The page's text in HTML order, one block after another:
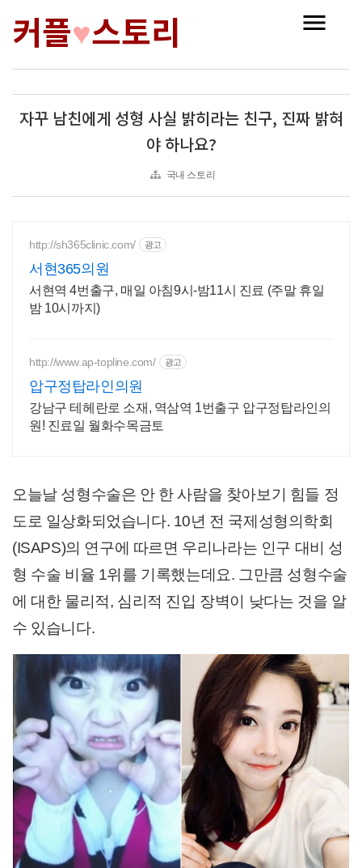
커플♥스토리
자꾸 남친에게 성형 사실 밝히라는 친구, 진짜 밝혀
야 하나요?
국내 스토리
http://sh365clinic.com/ 광고
서현365의원
서현역 4번출구, 매일 아침9시-밤11시 진료 (주말 휴일
밤 10시까지)
http://www.ap-topline.com/ 광고
압구정탑라인의원
강남구 테헤란로 소재, 역삼역 1번출구 압구정탑라인의
원! 진료일 월화수목금토
오늘날 성형수술은 안 한 사람을 찾아보기 힘들 정
도로 일상화되었습니다. 10년 전 국제성형의학회
(ISAPS)의 연구에 따르면 우리나라는 인구 대비 성
형 수술 비율 1위를 기록했는데요. 그만큼 성형수술
에 대한 물리적, 심리적 진입 장벽이 낮다는 것을 알
수 있습니다.